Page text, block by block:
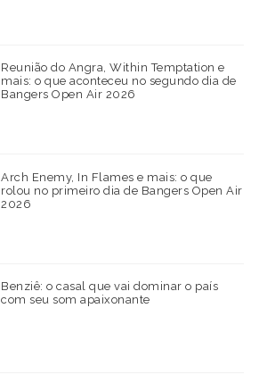
Reunião do Angra, Within Temptation e
mais: o que aconteceu no segundo dia de
Bangers Open Air 2026
Arch Enemy, In Flames e mais: o que
rolou no primeiro dia de Bangers Open Air
2026
Benziê: o casal que vai dominar o país
com seu som apaixonante